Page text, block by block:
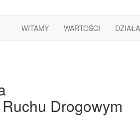
WITAMY WARTOŚCI
Drogowym